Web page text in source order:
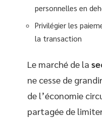
personnelles en
Privilégier les
la transaction
Le marché de la
ne cesse de
de l’économie
partagée de